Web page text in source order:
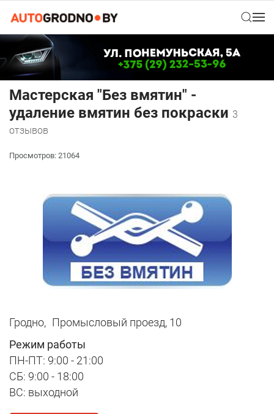
Мастерская "Без вмятин" -
удаление вмятин без покраски 3
отзывов
Просмотров: 21064
Гродно, Промысловый проезд, 10
Режим работы
ПН-ПТ: 9:00 - 21:00
СБ: 9:00 - 18:00
ВС: выходной